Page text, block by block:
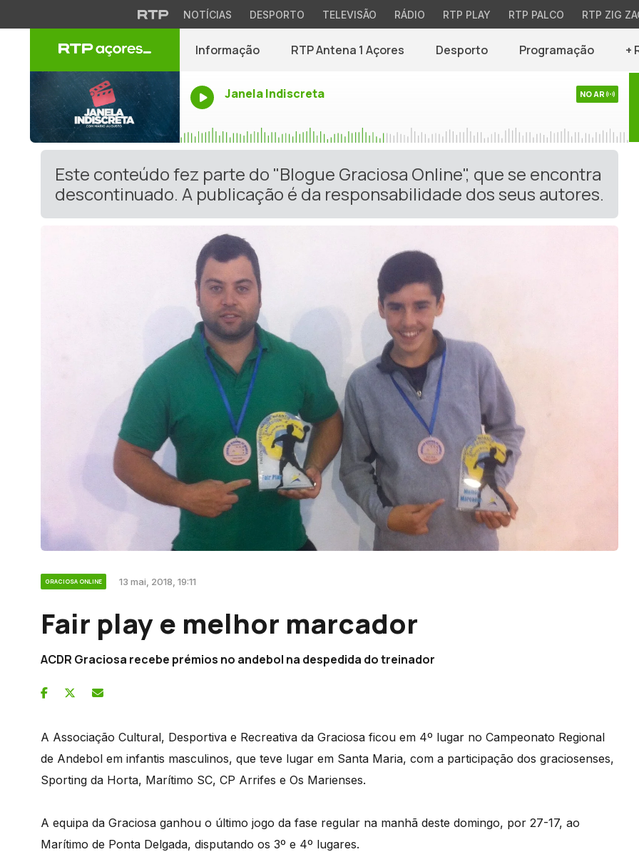
NOTÍCIAS DESPORTO TELEVISÃO RÁDIO RTP PLAY RTP PALCO RTP ZIG
Informação RTP Antena 1 Açores Desporto Programação +
Janela Indiscreta NO AR
Este conteúdo fez parte do "Blogue Graciosa Online", que se encontra
descontinuado. A publicação é da responsabilidade dos seus autores.
GRACIOSA ONLINE 13 mai, 2018, 19:11
Fair play e melhor marcador
ACDR Graciosa recebe prémios no andebol na despedida do treinador
A Associação Cultural, Desportiva e Recreativa da Graciosa ficou em 4º lugar no Campeonato Regional
de Andebol em infantis masculinos, que teve lugar em Santa Maria, com a participação dos graciosenses,
Sporting da Horta, Marítimo SC, CP Arrifes e Os Marienses.
A equipa da Graciosa ganhou o último jogo da fase regular na manhã deste domingo, por 27-17, ao
Marítimo de Ponta Delgada, disputando os 3º e 4º lugares.